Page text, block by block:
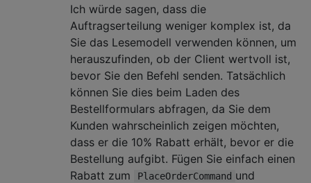
Ich würde sagen, dass die
Auftragserteilung weniger komplex ist, da
Sie das Lesemodell verwenden können, um
herauszufinden, ob der Client wertvoll ist,
bevor Sie den Befehl senden. Tatsächlich
können Sie dies beim Laden des
Bestellformulars abfragen, da Sie dem
Kunden wahrscheinlich zeigen möchten,
dass er die 10% Rabatt erhält, bevor er die
Bestellung aufgibt. Fügen Sie einfach einen
Rabatt zum
PlaceOrderCommand und